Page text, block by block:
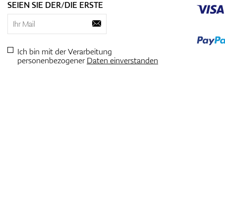
SEIEN SIE DER/DIE ERSTE
Ich bin mit der Verarbeitung
personenbezogenerDaten einverstanden